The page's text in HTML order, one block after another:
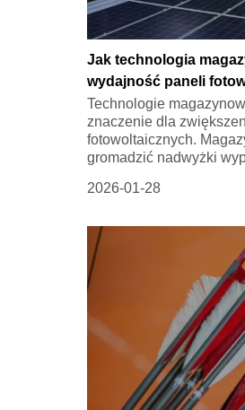
Jak technologia
wydajność paneli
Technologie
znaczenie dla
fotowoltaicznych.
gromadzić nadwyżki
2026-01-28